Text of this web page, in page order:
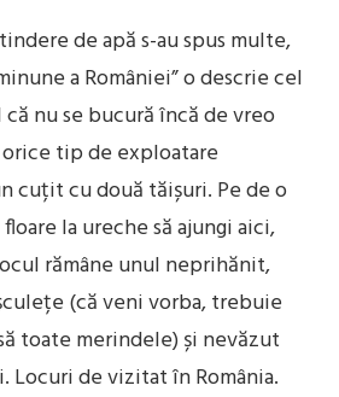
de apă s-au spus multe,
a României” o descrie cel
nu se bucură încă de vreo
tip de exploatare
cuțit cu două tăișuri. Pe de o
la ureche să ajungi aici,
rămâne unul neprihănit,
(că veni vorba, trebuie
toate merindele) și nevăzut
Locuri de vizitat în România.